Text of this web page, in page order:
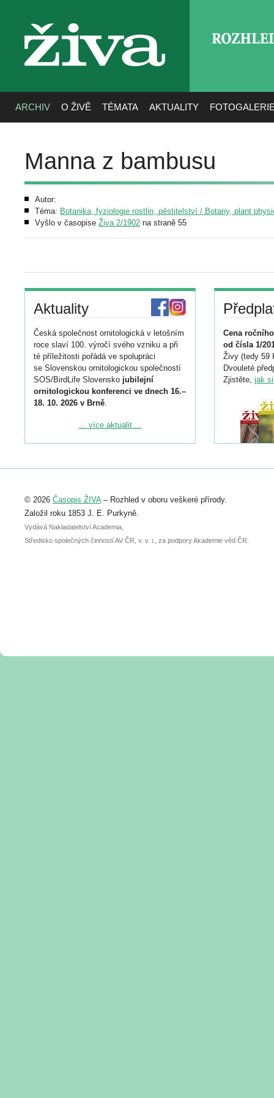
živa
ARCHIV O ŽIVĚ TÉMATA AKTUALITY
Manna z bambusu
Autor:
Téma: Botanika, fyziologie rostlin, pěstitelství / Botany, plant
Vyšlo v časopise Živa 2/1902 na straně 55
Aktuality
Česká společnost ornitologická v letošním
roce slaví 100. výročí svého vzniku a při
té příležitosti pořádá ve spolupráci
se Slovenskou ornitologickou společností
SOS/BirdLife Slovensko jubilejní
ornitologickou konferenci ve dnech 16.–
18. 10. 2026 v Brně.
Podrobnější informace ke konferenci
Registrovat se můžete do 6. září.
abstraktu přihlášené přednášky nebo
posteru je už 30. června.
... více aktualit ...
Cena
od čísla 1/
Živy (tedy 59
Dvouleté
Zjistěte, jak
© 2026 Časopis ŽIVA– Rozhled v oboru veškeré přírody.
Založil roku 1853 J. E. Purkyně.
Vydává Nakladatelství Academia,
Středisko společných činností AV ČR, v. v. i., za podpory Akademie věd ČR.